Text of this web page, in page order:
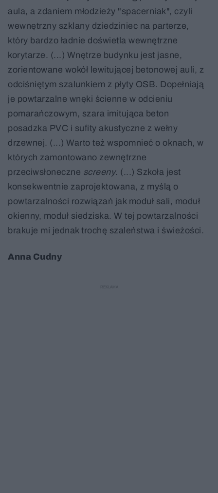
aula, a zdaniem młodzieży "spacerniak", czyli
wewnętrzny szklany dziedziniec na parterze,
który bardzo ładnie doświetla wewnętrzne
korytarze. (...) Wnętrze budynku jest jasne,
zorientowane wokół lewitującej betonowej auli, z
odciśniętym szalunkiem z płyty OSB. Dopełniają
je powtarzalne wnęki ścienne w odcieniu
pomarańczowym, szara imitująca beton
posadzka PVC i sufity akustyczne z wełny
drzewnej. (...) Warto też wspomnieć o oknach, w
których zamontowano zewnętrzne
przeciwsłoneczne screeny. (...) Szkoła jest
konsekwentnie zaprojektowana, z myślą o
powtarzalności rozwiązań jak moduł sali, moduł
okienny, moduł siedziska. W tej powtarzalności
brakuje mi jednak trochę szaleństwa i świeżości.
Anna Cudny